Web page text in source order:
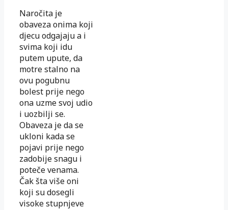
Naročita je
obaveza onima koji
djecu odgajaju a i
svima koji idu
putem upute, da
motre stalno na
ovu pogubnu
bolest prije nego
ona uzme svoj udio
i uozbilji se.
Obaveza je da se
ukloni kada se
pojavi prije nego
zadobije snagu i
poteče venama.
Čak šta više oni
koji su dosegli
visoke stupnjeve